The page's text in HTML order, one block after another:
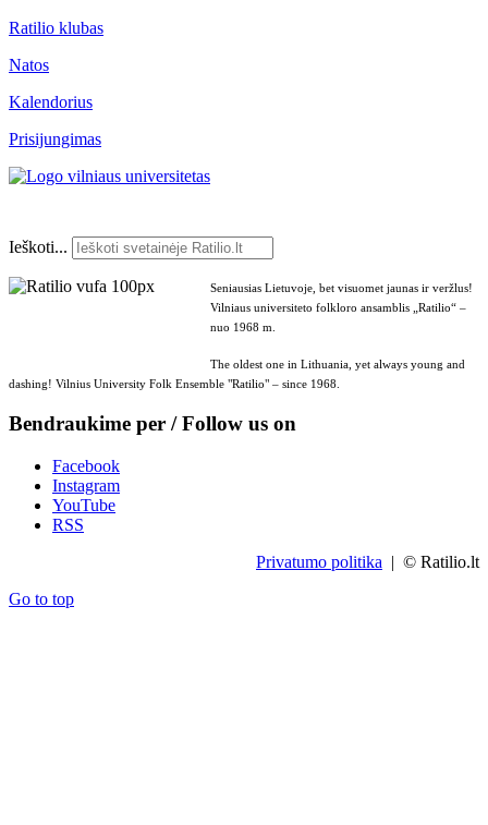
Ratilio klubas
Natos
Kalendorius
Prisijungimas
Ieškoti...
Seniausias Lietuvoje, bet visuomet jaunas ir veržlus!
Vilniaus universiteto folkloro ansamblis „Ratilio“ –
nuo 1968 m.
The oldest one in Lithuania, yet always young and
dashing! Vilnius University Folk Ensemble "Ratilio" – since 1968.
Bendraukime per / Follow us on
Facebook
Instagram
YouTube
RSS
Privatumo politika | © Ratilio.lt
Go to top